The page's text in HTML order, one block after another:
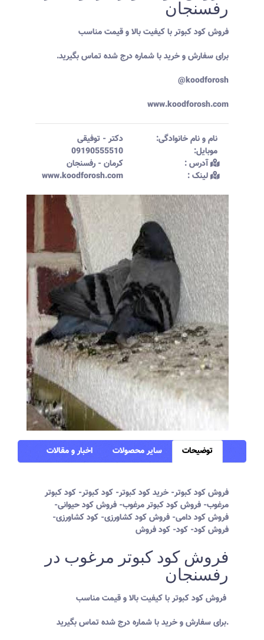
رفسنجان
فروش کود کبوتر با کیفیت بالا و قیمت مناسب
برای سفارش و خرید با شماره درج شده تماس بگیرید.
koodforosh@
www.koodforosh.com
نام و نام خانوادگی:‌ دکتر - توفیقی
موبایل:‌
09190555510
آدرس :‌
کرمان - رفسنجان
لینک :‌
www.koodforosh.com
توضیحات سایر محصولات اخبار و مقالات
فروش کود کبوتر- خرید کود کبوتر- کود کبوتر- کود کبوتر
مرغوب- فروش کود کبوتر مرغوب- فروش کود حیوانی-
فروش کود دامی- فروش کود کشاورزی- کود کشاورزی-
فروش کود- کود- کود فروش
فروش کود کبوتر مرغوب در
رفسنجان
برای سفارش و خرید با شماره درج شده تماس بگیرید.